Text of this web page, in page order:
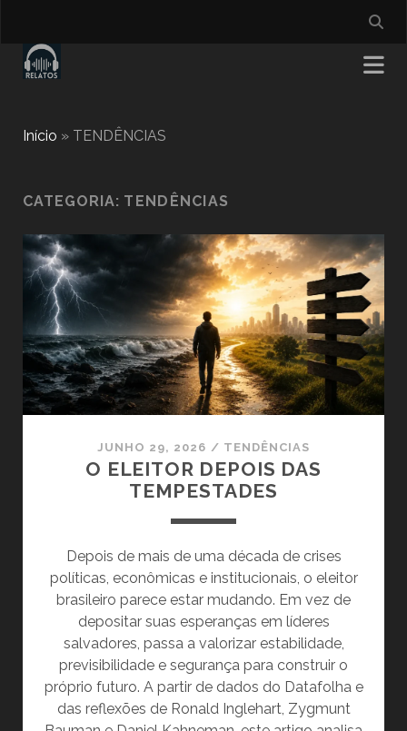
Início » TENDÊNCIAS
CATEGORIA: TENDÊNCIAS
JUNHO 29, 2026 / TENDÊNCIAS
O ELEITOR DEPOIS DAS
TEMPESTADES
Depois de mais de uma década de crises
políticas, econômicas e institucionais, o eleitor
brasileiro parece estar mudando. Em vez de
depositar suas esperanças em líderes
salvadores, passa a valorizar estabilidade,
previsibilidade e segurança para construir o
próprio futuro. A partir de dados do Datafolha e
das reflexões de Ronald Inglehart, Zygmunt